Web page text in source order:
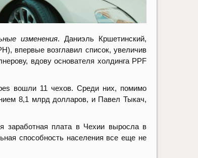
изменения. Даниэль Кршетинский,
впервые возглавил список, увеличив
вдову основателя холдинга PPF
вошли 11 чехов. Среди них, помимо
8,1 млрд долларов, и Павел Тыкач,
заработная плата в Чехии выросла в
способность населения все еще не